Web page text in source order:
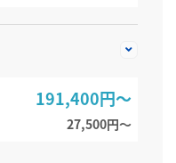
191,400円～
27,500円〜